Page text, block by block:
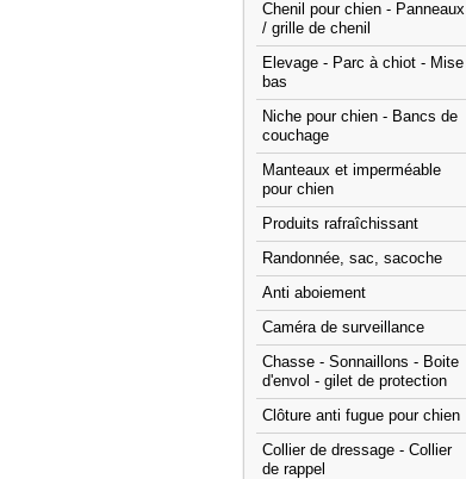
Chenil pour chien - Panneaux
/ grille de chenil
Elevage - Parc à chiot - Mise
bas
Niche pour chien - Bancs de
couchage
Manteaux et imperméable
pour chien
Produits rafraîchissant
Randonnée, sac, sacoche
Anti aboiement
Caméra de surveillance
Chasse - Sonnaillons - Boite
d'envol - gilet de protection
Clôture anti fugue pour chien
Collier de dressage - Collier
de rappel